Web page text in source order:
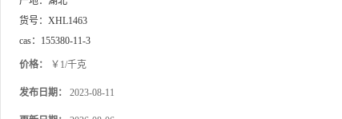
货号： XHL1463
cas： 155380-11-3
价格： ￥1/千克
发布日期： 2023-08-11